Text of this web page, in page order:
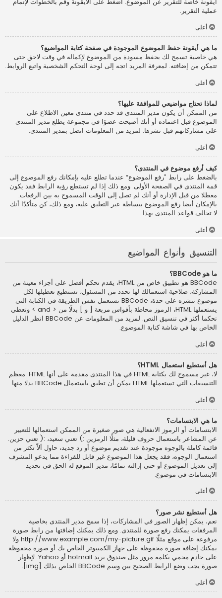
عملية التقرير.
أعلى
ما هي أيقونة حفظ الموضوع الموجودة في صفحة كتابة المواضيع؟
هي خاصية تسمح لك بحفظ مسودة من الموضوع لإكماله في وقت لاحق حتى
تتمكن من إضافته. لمعرفة المزيد اتجه إلى لوحة التحكم الشخصية واتبع الروابط.
أعلى
لماذا تحتاج مواضيعي للموافقة عليها؟
من الممكن أن يكون مدير المنتدى قد حدد في منتدى معين الاطلاع على
الموضوع قبل اعتماده أو أنك أصبحت عضوًا في مجموعة يطلع مدير المنتدى
على مشاركاتهم قبل نشرها. لمزيد من المعلومات اتصل بمدير المنتدى.
أعلى
كيف أرفع موضوع في المنتدى؟
بالضغط على رابط ”رفع الموضوع“ عندما تطلع عليه بإمكانك رفع الموضوع إلى
قمة المنتدى في الصفحة الأولى. ومع ذلك إذا لم تستطع رؤية الرابط فقد يكون
معطلا من قبل الإدارة أو أنك لم تصل إلى الوقت المسموح به بين الرفعات.
بالإمكان أيضا رفع الموضوع ببساطة عبر التعليق عليه، ومع ذلك، كن متأكدًا أنك
لا تخالف قواعد المنتدى بهذا.
أعلى
التنسيق وأنواع المواضيع
ما هو BBCode؟
BBCode هو تطبيق خاص من HTML، يقدم تحكم أفصل على أجزاء معينة من
المشاركة، صلاحية استعمالك لها تحدد من المسئول، تستطيع تعطيلها لكل
موضوع تنشره على حدة، BBCode تستعمل نفس الطريقة في الكتابة التي
يستعملها HTML، الرموز محاطة بأقواس مربعة [ و ] بدلًا من < and > وتعطي
تحكما أكثر في تنسيق النص. لمزيد من المعلومات عن BBCode انظر الدليل
الخاص بها في شاشة كتابة الموضوع.
أعلى
هل أستطيع استعمال HTML؟
لا، غير مسموح لك بكتابة HTML في هذا المنتدى مقدمة على أنها HTML. معظم
التنسيقات التي تستعملها HTML يمكن أن تطبق باستعمال BBCode بدلا منها.
أعلى
ما هي الابتسامات؟
الابتسامات أو الرموز الانفعالية هي صور صغيرة من الممكن استعمالها للتعبير
عن المشاعر باستعمال حروف قليلة، مثلًا الرمزين :) تعني سعيد، :( تعني حزين.
قائمة كاملة بالوجوه موجودة عند تقديم موضوع أو رد جديد، حاول ألاّ تكثر من
استعمال الوجوه، فقد يجعل هذا الموضوع غير قابل للقراءة مما يدعو المشرف
إلى تعديل الموضوع أو حتى إزالته تمامًا، مدير الموقع له الحق في تحديد
الابتسامات في موضوع.
أعلى
هل أستطيع نشر صور؟
نعم، يمكن إظهار الصور في المشاركات، إذا سمح مدير المنتدى بخاصية
المرفقات يمكنك رفع صورة للمنتدى. ومع ذلك يمكنك إضافتها من رابط صورة
مرفوعة على موقع مثلًا http://www.example.com/my-picture.gif ولا
يمكنك إضافة صورة محفوظة على جهاز الكمبيوتر الخاص بك أو صورة محفوظة
على خادم محمي بكلمة مرور مثل صندوق بريد hotmail أو Yahoo. لإظهار
صورة يجب وضع الرابط الصحيح بين وسم BBCode الخاص بذلك [img].
أعلى